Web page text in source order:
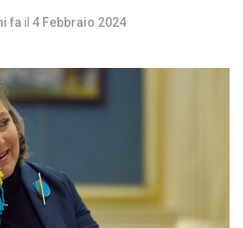
fa il 4 Febbraio 2024